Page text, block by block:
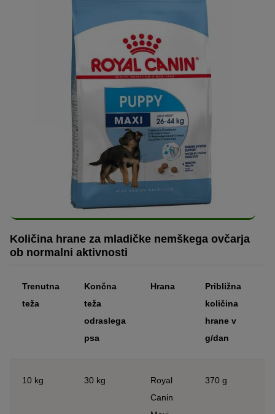
Količina hrane za mladičke nemškega ovčarja
ob normalni aktivnosti
Trenutna
teža
Končna
teža
odraslega
psa
Hrana
Približna
količina
hrane v
g/dan
10 kg 30 kg
Royal
Canin
370 g